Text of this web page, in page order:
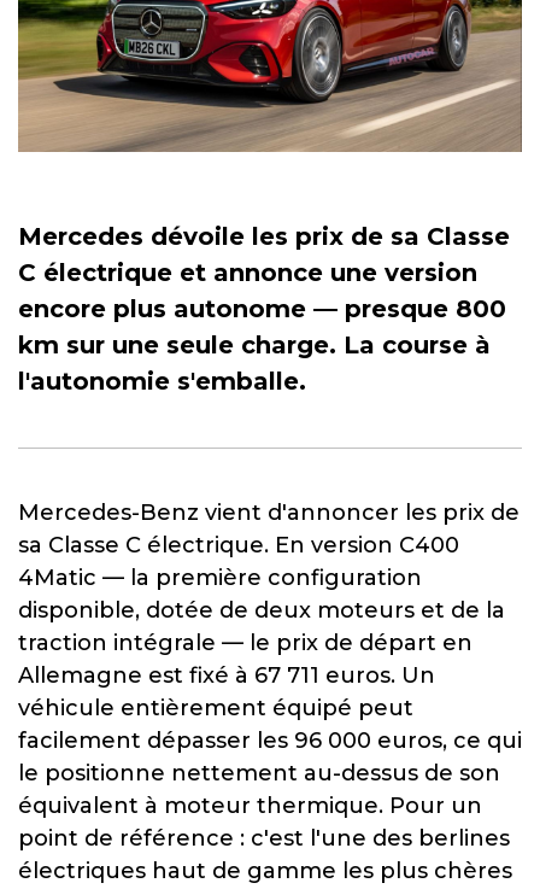
Mercedes dévoile les prix de sa Classe
C électrique et annonce une version
encore plus autonome — presque 800
km sur une seule charge. La course à
l'autonomie s'emballe.
Mercedes-Benz vient d'annoncer les prix de
sa Classe C électrique. En version C400
4Matic — la première configuration
disponible, dotée de deux moteurs et de la
traction intégrale — le prix de départ en
Allemagne est fixé à 67 711 euros. Un
véhicule entièrement équipé peut
facilement dépasser les 96 000 euros, ce qui
le positionne nettement au-dessus de son
équivalent à moteur thermique. Pour un
point de référence : c'est l'une des berlines
électriques haut de gamme les plus chères